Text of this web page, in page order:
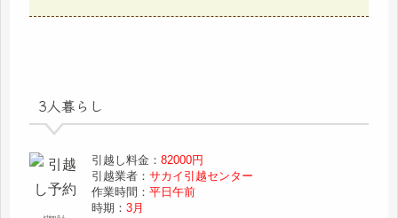
3人暮らし
ichigoさん
引越し料金：82000円
引越業者：サカイ引越センター
作業時間：平日午前
時期：3月